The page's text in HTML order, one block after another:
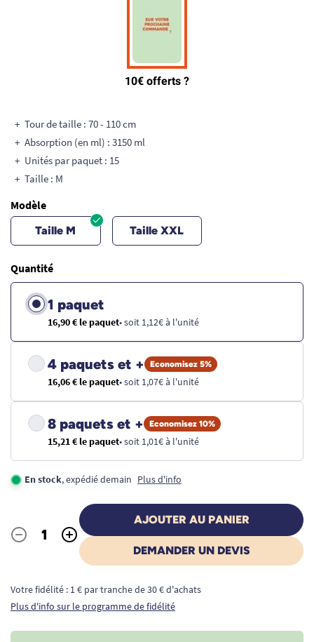
Tour de taille : 70 - 110 cm
Absorption (en ml) : 3150 ml
Unités par paquet : 15
Taille : M
Modèle
Taille M Taille XXL
Quantité
1 paquet
16,90 € le paquet• soit 1,12€ à l'unité
4 paquets et + Economisez 5%
16,06 € le paquet• soit 1,07€ à l'unité
8 paquets et + Economisez 10%
15,21 € le paquet• soit 1,01€ à l'unité
En stock, expédié demain Plus d'info
Quantité
- +
AJOUTER AU PANIER
DEMANDER UN DEVIS
Votre fidélité : 1 € par tranche de 30 € d'achats
Plus d'info sur le programme de fidélité